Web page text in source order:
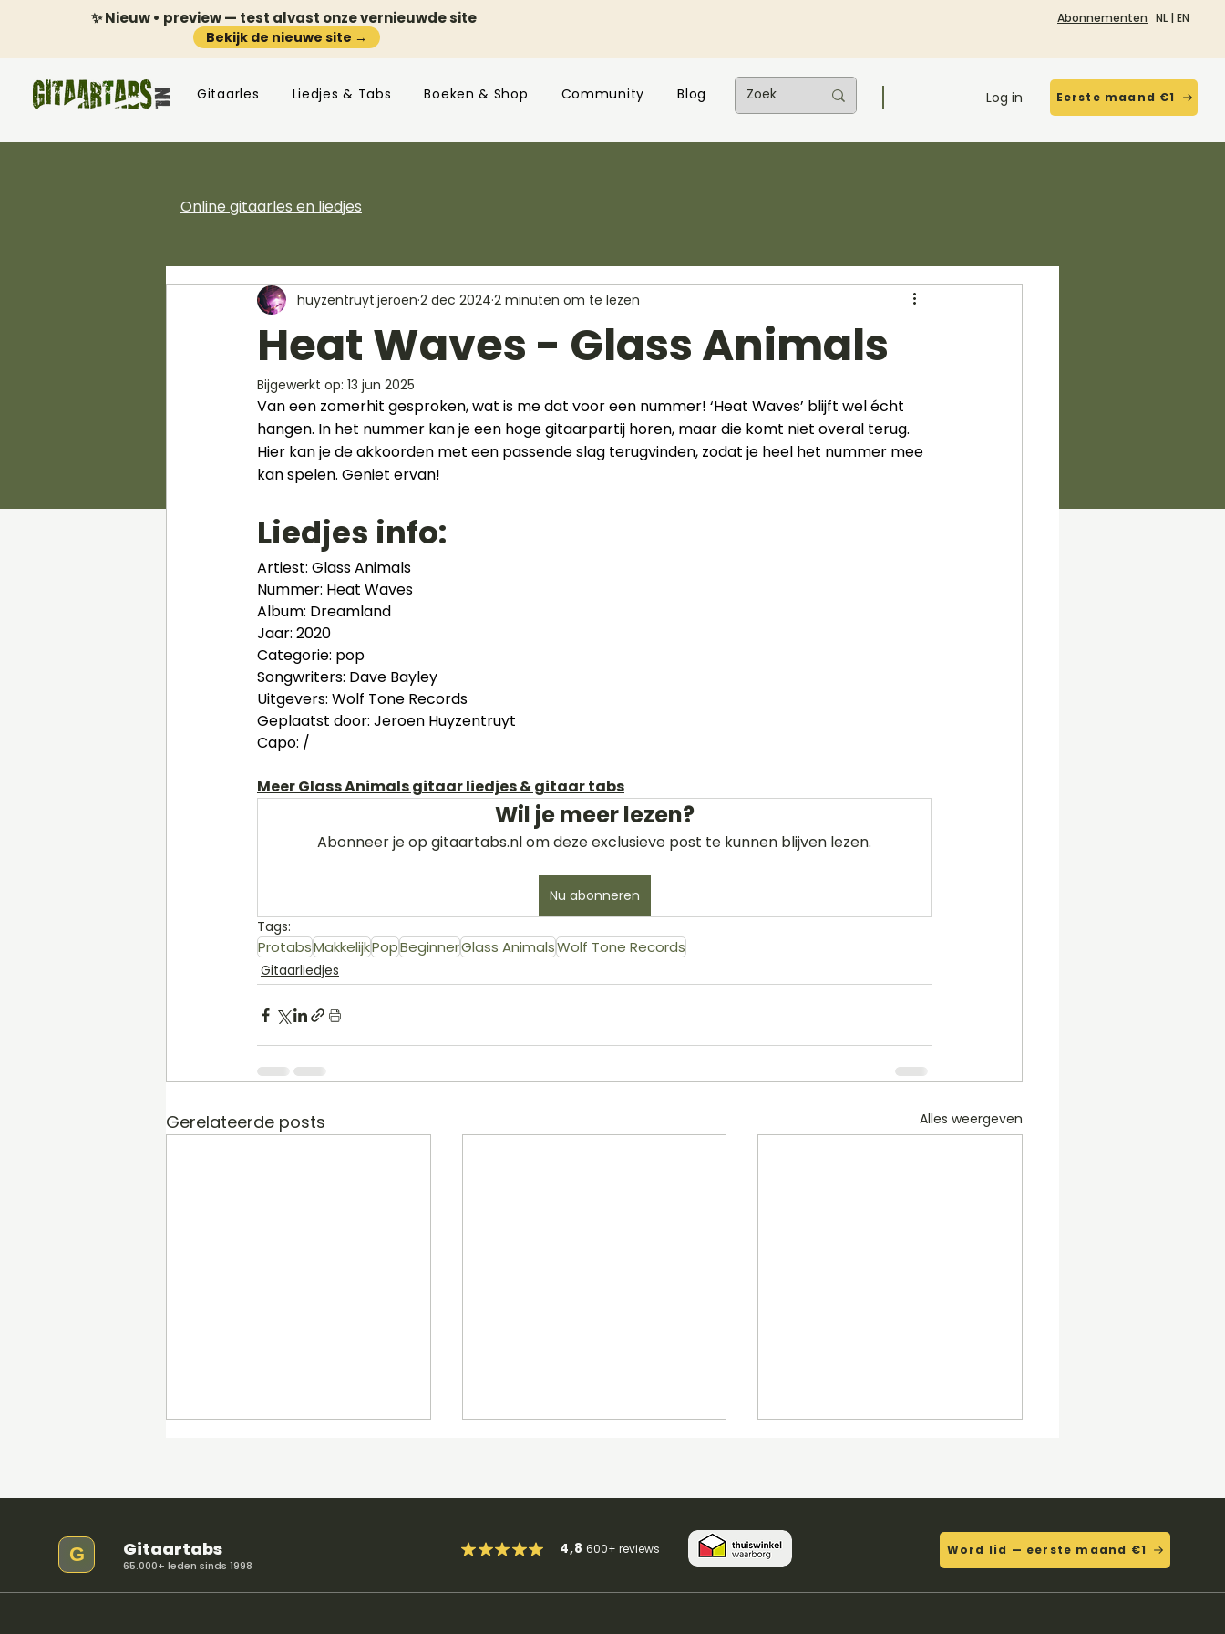
✨ Nieuw • preview — test alvast onze vernieuwde site
Bekijk de nieuwe site →
Abonnementen NL | EN
Gitaarles Liedjes & Tabs Boeken & Shop Community Blog Log in Eerste maand €1
Online gitaarles en liedjes
Heat Waves - Glass Animals
huyzentruyt.jeroen 2 dec 2024 2 minuten om te lezen
Bijgewerkt op: 13 jun 2025
Van een zomerhit gesproken, wat is me dat voor een nummer! ‘Heat Waves’ blijft wel écht
hangen. In het nummer kan je een hoge gitaarpartij horen, maar die komt niet overal terug.
Hier kan je de akkoorden met een passende slag terugvinden, zodat je heel het nummer mee
kan spelen. Geniet ervan!
Liedjes info:
Artiest: Glass Animals
Nummer: Heat Waves
Album: Dreamland
Jaar: 2020
Categorie: pop
Songwriters: Dave Bayley
Uitgevers: Wolf Tone Records
Geplaatst door: Jeroen Huyzentruyt
Capo: /
Meer Glass Animals gitaar liedjes & gitaar tabs
Wil je meer lezen?
Abonneer je op gitaartabs.nl om deze exclusieve post te kunnen blijven lezen.
Nu abonneren
Tags:
ProtabsMakkelijkPopBeginnerGlass AnimalsWolf Tone Records
Gitaarliedjes
Gerelateerde posts Alles weergeven
G Gitaartabs
65.000+ leden sinds 1998
4,8600+reviews Word lid — eerste maand €1